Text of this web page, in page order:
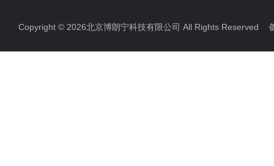
Copyright © 2026北京博朗宁科技有限公司 All Rights Reserved